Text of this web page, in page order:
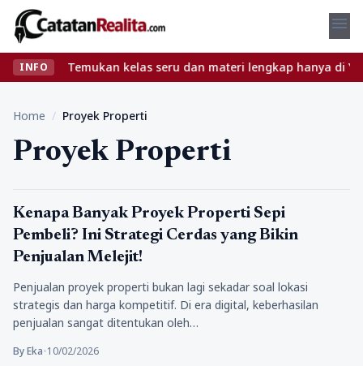
menu
INFO
ribet? Temukan kelas seru dan materi lengkap hanya di
Home / Proyek Properti
Proyek Properti
Properti
Kenapa Banyak Proyek Properti Sepi
Pembeli? Ini Strategi Cerdas yang Bikin
Penjualan Melejit!
Penjualan proyek properti bukan lagi sekadar soal lokasi
strategis dan harga kompetitif. Di era digital, keberhasilan
penjualan sangat ditentukan oleh…
By Eka•10/02/2026